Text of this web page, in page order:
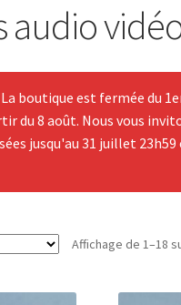
audio
boutique est fermée du
du 8 août. Nous vous
jusqu'au 31 juillet
Affichage de 1–18